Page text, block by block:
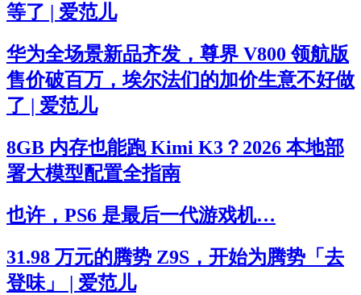
等了 | 爱范儿
华为全场景新品齐发，尊界 V800 领航版
售价破百万，埃尔法们的加价生意不好做
了 | 爱范儿
8GB 内存也能跑 Kimi K3？2026 本地部
署大模型配置全指南
也许，PS6 是最后一代游戏机…
31.98 万元的腾势 Z9S，开始为腾势「去
登味」 | 爱范儿